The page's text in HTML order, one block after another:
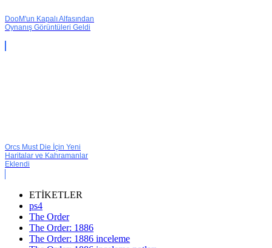
DooM'un Kapalı Alfasından
Oynanış Görüntüleri Geldi
Orcs Must Die İçin Yeni
Haritalar ve Kahramanlar
Eklendi
ETİKETLER
ps4
The Order
The Order: 1886
The Order: 1886 inceleme